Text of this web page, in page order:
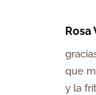
Rosa
que
y la